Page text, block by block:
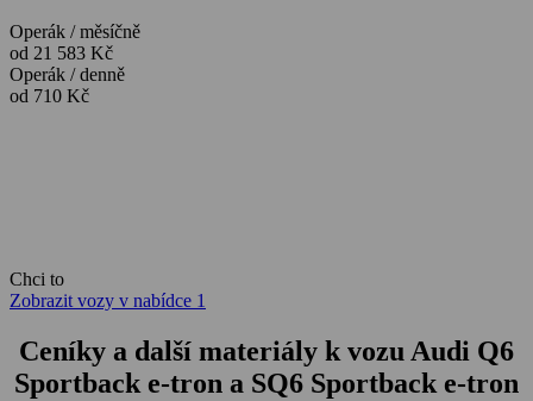
Operák / měsíčně
od 21 583 Kč
Operák / denně
od 710 Kč
Chci to
Zobrazit vozy v nabídce 1
Ceníky a další materiály k vozu Audi Q6
Sportback e-tron a SQ6 Sportback e-tron